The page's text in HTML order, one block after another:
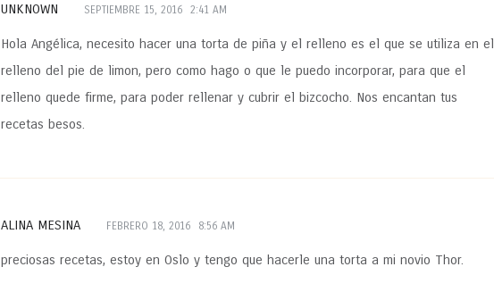
UNKNOWN SEPTIEMBRE 15, 2016 2:41 AM
Hola Angélica, necesito hacer una torta de piña y el relleno es el que se utiliza en el
relleno del pie de limon, pero como hago o que le puedo incorporar, para que el
relleno quede firme, para poder rellenar y cubrir el bizcocho. Nos encantan tus
recetas besos.
ALINA MESINA FEBRERO 18, 2016 8:56 AM
preciosas recetas, estoy en Oslo y tengo que hacerle una torta a mi novio Thor.